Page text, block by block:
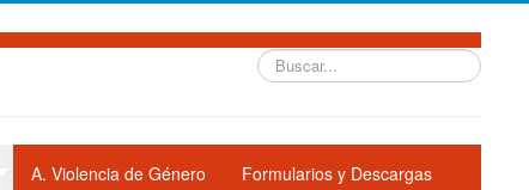
Buscar...
A. Violencia de Género Formularios y Descargas